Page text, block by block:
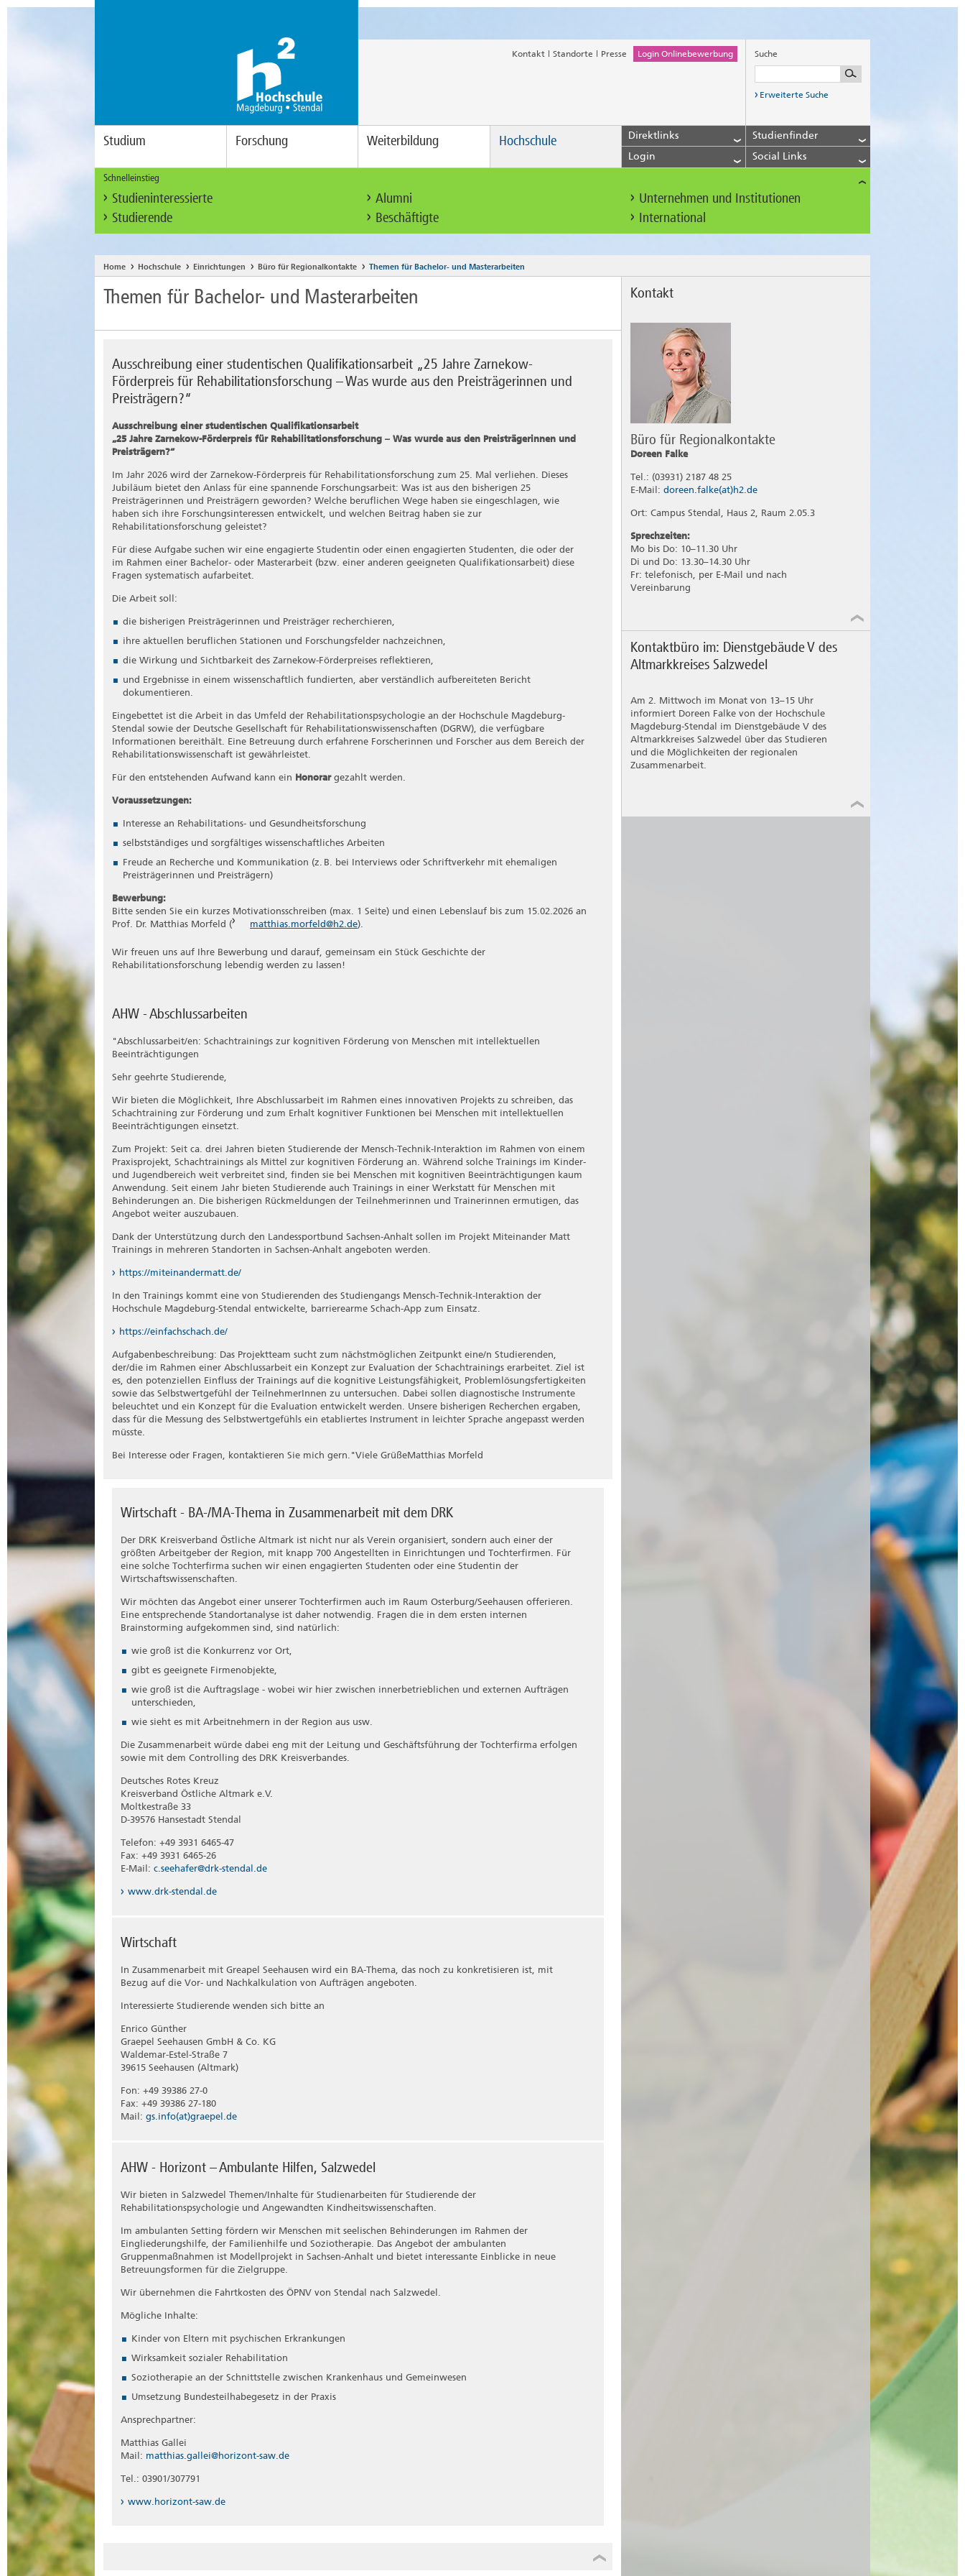
Kontakt Standorte Presse Login Onlinebewerbung Suche
Erweiterte Suche
Studium Forschung Weiterbildung Hochschule Direktlinks
Studienfinder
Login
Social Links
Schnelleinstieg
Studieninteressierte Alumni
Unternehmen und Institutionen
Studierende
Beschäftigte International
Home Hochschule Einrichtungen Büro für Regionalkontakte Themen für Bachelor- und Masterarbeiten
Themen für Bachelor- und Masterarbeiten
Ausschreibung einer studentischen Qualifikationsarbeit „25 Jahre Zarnekow-
Förderpreis für Rehabilitationsforschung – Was wurde aus den Preisträgerinnen und
Preisträgern?“
Ausschreibung einer studentischen Qualifikationsarbeit
„25 Jahre Zarnekow-Förderpreis für Rehabilitationsforschung – Was wurde aus den Preisträgerinnen und
Preisträgern?“
Im Jahr 2026 wird der Zarnekow-Förderpreis für Rehabilitationsforschung zum 25. Mal verliehen. Dieses
Jubiläum bietet den Anlass für eine spannende Forschungsarbeit: Was ist aus den bisherigen 25
Preisträgerinnen und Preisträgern geworden? Welche beruflichen Wege haben sie eingeschlagen, wie
haben sich ihre Forschungsinteressen entwickelt, und welchen Beitrag haben sie zur
Rehabilitationsforschung geleistet?
Für diese Aufgabe suchen wir eine engagierte Studentin oder einen engagierten Studenten, die oder der
im Rahmen einer Bachelor- oder Masterarbeit (bzw. einer anderen geeigneten Qualifikationsarbeit) diese
Fragen systematisch aufarbeitet.
Die Arbeit soll:
die bisherigen Preisträgerinnen und Preisträger recherchieren,
ihre aktuellen beruflichen Stationen und Forschungsfelder nachzeichnen,
die Wirkung und Sichtbarkeit des Zarnekow-Förderpreises reflektieren,
und Ergebnisse in einem wissenschaftlich fundierten, aber verständlich aufbereiteten Bericht
dokumentieren.
Eingebettet ist die Arbeit in das Umfeld der Rehabilitationspsychologie an der Hochschule Magdeburg-
Stendal sowie der Deutsche Gesellschaft für Rehabilitationswissenschaften (DGRW), die verfügbare
Informationen bereithält. Eine Betreuung durch erfahrene Forscherinnen und Forscher aus dem Bereich der
Rehabilitationswissenschaft ist gewährleistet.
Für den entstehenden Aufwand kann ein Honorargezahlt werden.
Voraussetzungen:
Interesse an Rehabilitations- und Gesundheitsforschung
selbstständiges und sorgfältiges wissenschaftliches Arbeiten
Freude an Recherche und Kommunikation (z. B. bei Interviews oder Schriftverkehr mit ehemaligen
Preisträgerinnen und Preisträgern)
Bewerbung:
Bitte senden Sie ein kurzes Motivationsschreiben (max. 1 Seite) und einen Lebenslauf bis zum 15.02.2026 an
Prof. Dr. Matthias Morfeld (
matthias.morfeld@h2.de).
Wir freuen uns auf Ihre Bewerbung und darauf, gemeinsam ein Stück Geschichte der
Rehabilitationsforschung lebendig werden zu lassen!
AHW - Abschlussarbeiten
"Abschlussarbeit/en: Schachtrainings zur kognitiven Förderung von Menschen mit intellektuellen
Beeinträchtigungen
Sehr geehrte Studierende,
Wir bieten die Möglichkeit, Ihre Abschlussarbeit im Rahmen eines innovativen Projekts zu schreiben, das
Schachtraining zur Förderung und zum Erhalt kognitiver Funktionen bei Menschen mit intellektuellen
Beeinträchtigungen einsetzt.
Zum Projekt: Seit ca. drei Jahren bieten Studierende der Mensch-Technik-Interaktion im Rahmen von einem
Praxisprojekt, Schachtrainings als Mittel zur kognitiven Förderung an. Während solche Trainings im Kinder-
und Jugendbereich weit verbreitet sind, finden sie bei Menschen mit kognitiven Beeinträchtigungen kaum
Anwendung. Seit einem Jahr bieten Studierende auch Trainings in einer Werkstatt für Menschen mit
Behinderungen an. Die bisherigen Rückmeldungen der Teilnehmerinnen und Trainerinnen ermutigen, das
Angebot weiter auszubauen.
Dank der Unterstützung durch den Landessportbund Sachsen-Anhalt sollen im Projekt Miteinander Matt
Trainings in mehreren Standorten in Sachsen-Anhalt angeboten werden.
https://miteinandermatt.de/
In den Trainings kommt eine von Studierenden des Studiengangs Mensch-Technik-Interaktion der
Hochschule Magdeburg-Stendal entwickelte, barrierearme Schach-App zum Einsatz.
https://einfachschach.de/
Aufgabenbeschreibung: Das Projektteam sucht zum nächstmöglichen Zeitpunkt eine/n Studierenden,
der/die im Rahmen einer Abschlussarbeit ein Konzept zur Evaluation der Schachtrainings erarbeitet. Ziel ist
es, den potenziellen Einfluss der Trainings auf die kognitive Leistungsfähigkeit, Problemlösungsfertigkeiten
sowie das Selbstwertgefühl der TeilnehmerInnen zu untersuchen. Dabei sollen diagnostische Instrumente
beleuchtet und ein Konzept für die Evaluation entwickelt werden. Unsere bisherigen Recherchen ergaben,
dass für die Messung des Selbstwertgefühls ein etabliertes Instrument in leichter Sprache angepasst werden
müsste.
Bei Interesse oder Fragen, kontaktieren Sie mich gern."Viele GrüßeMatthias Morfeld
Wirtschaft - BA-/MA-Thema in Zusammenarbeit mit dem DRK
Der DRK Kreisverband Östliche Altmark ist nicht nur als Verein organisiert, sondern auch einer der
größten Arbeitgeber der Region, mit knapp 700 Angestellten in Einrichtungen und Tochterfirmen. Für
eine solche Tochterfirma suchen wir einen engagierten Studenten oder eine Studentin der
Wirtschaftswissenschaften.
Wir möchten das Angebot einer unserer Tochterfirmen auch im Raum Osterburg/Seehausen offerieren.
Eine entsprechende Standortanalyse ist daher notwendig. Fragen die in dem ersten internen
Brainstorming aufgekommen sind, sind natürlich:
wie groß ist die Konkurrenz vor Ort,
gibt es geeignete Firmenobjekte,
wie groß ist die Auftragslage - wobei wir hier zwischen innerbetrieblichen und externen Aufträgen
unterschieden,
wie sieht es mit Arbeitnehmern in der Region aus usw.
Die Zusammenarbeit würde dabei eng mit der Leitung und Geschäftsführung der Tochterfirma erfolgen
sowie mit dem Controlling des DRK Kreisverbandes.
Deutsches Rotes Kreuz
Kreisverband Östliche Altmark e.V.
Moltkestraße 33
D-39576 Hansestadt Stendal
Telefon: +49 3931 6465-47
Fax: +49 3931 6465-26
E-Mail: c.seehafer@drk-stendal.de
www.drk-stendal.de
Wirtschaft
In Zusammenarbeit mit Greapel Seehausen wird ein BA-Thema, das noch zu konkretisieren ist, mit
Bezug auf die Vor- und Nachkalkulation von Aufträgen angeboten.
Interessierte Studierende wenden sich bitte an
Enrico Günther
Graepel Seehausen GmbH & Co. KG
Waldemar-Estel-Straße 7
39615 Seehausen (Altmark)
Fon: +49 39386 27-0
Fax: +49 39386 27-180
Mail: gs.info(at)graepel.de
AHW - Horizont – Ambulante Hilfen, Salzwedel
Wir bieten in Salzwedel Themen/Inhalte für Studienarbeiten für Studierende der
Rehabilitationspsychologie und Angewandten Kindheitswissenschaften.
Im ambulanten Setting fördern wir Menschen mit seelischen Behinderungen im Rahmen der
Eingliederungshilfe, der Familienhilfe und Soziotherapie. Das Angebot der ambulanten
Gruppenmaßnahmen ist Modellprojekt in Sachsen-Anhalt und bietet interessante Einblicke in neue
Betreuungsformen für die Zielgruppe.
Wir übernehmen die Fahrtkosten des ÖPNV von Stendal nach Salzwedel.
Mögliche Inhalte:
Kinder von Eltern mit psychischen Erkrankungen
Wirksamkeit sozialer Rehabilitation
Soziotherapie an der Schnittstelle zwischen Krankenhaus und Gemeinwesen
Umsetzung Bundesteilhabegesetz in der Praxis
Ansprechpartner:
Matthias Gallei
Mail: matthias.gallei@horizont-saw.de
Tel.: 03901/307791
www.horizont-saw.de
Kontakt
Büro für Regionalkontakte
Doreen Falke
Tel.: (03931) 2187 48 25
E-Mail:doreen.falke(at)h2.de
Ort: Campus Stendal, Haus 2, Raum 2.05.3
Sprechzeiten:
Mo bis Do: 10–11.30 Uhr
Di und Do: 13.30–14.30 Uhr
Fr: telefonisch, per E-Mail und nach
Vereinbarung
Kontaktbüro im: Dienstgebäude V des
Altmarkkreises Salzwedel
Am 2. Mittwoch im Monat von 13–15 Uhr
informiert Doreen Falke von der Hochschule
Magdeburg-Stendal im Dienstgebäude V des
Altmarkkreises Salzwedel über das Studieren
und die Möglichkeiten der regionalen
Zusammenarbeit.